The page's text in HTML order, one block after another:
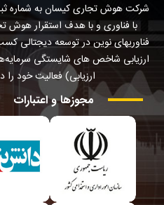
با فناوری و با هدف استقرار هوش
فناوریهای نوین در توسعه دیجتالی
ارزیابی شاخص های شایستگی
ارزیابی) فعالیت خود را در سال ۱۳۹۰
مجوزها و اعتبارات